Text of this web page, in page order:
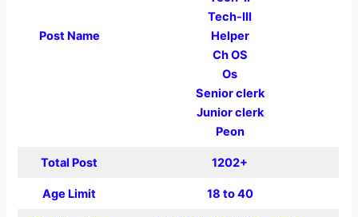
Post Name
Tech-III
Helper
Ch OS
Os
Senior clerk
Junior clerk
Peon
Total Post 1202+
Age Limit 18 to 40